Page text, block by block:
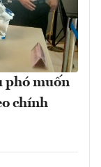
phó muốn
chính